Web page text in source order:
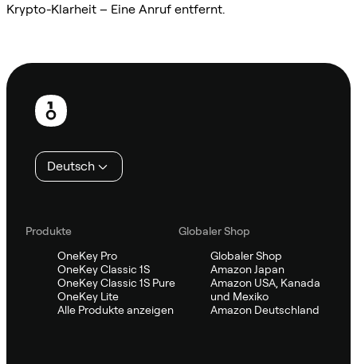
Krypto-Klarheit – Eine Anruf entfernt.
Fußzeile
Deutsch
Produkte
OneKey Pro
OneKey Classic 1S
OneKey Classic 1S Pure
OneKey Lite
Alle Produkte anzeigen
Globaler Shop
Globaler Shop
Amazon Japan
Amazon USA, Kanada
und Mexiko
Amazon Deutschland